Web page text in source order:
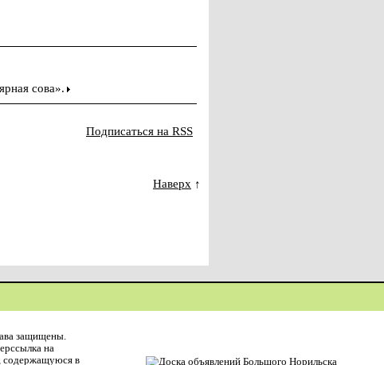
сова».
Подписаться на RSS
Наверх ↑
защищены.
на
содержащуюся в